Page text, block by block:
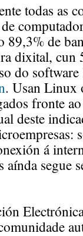
todas as
de
dixital, cun
do
. Usan Linux
fronte
deste
á
aínda segue